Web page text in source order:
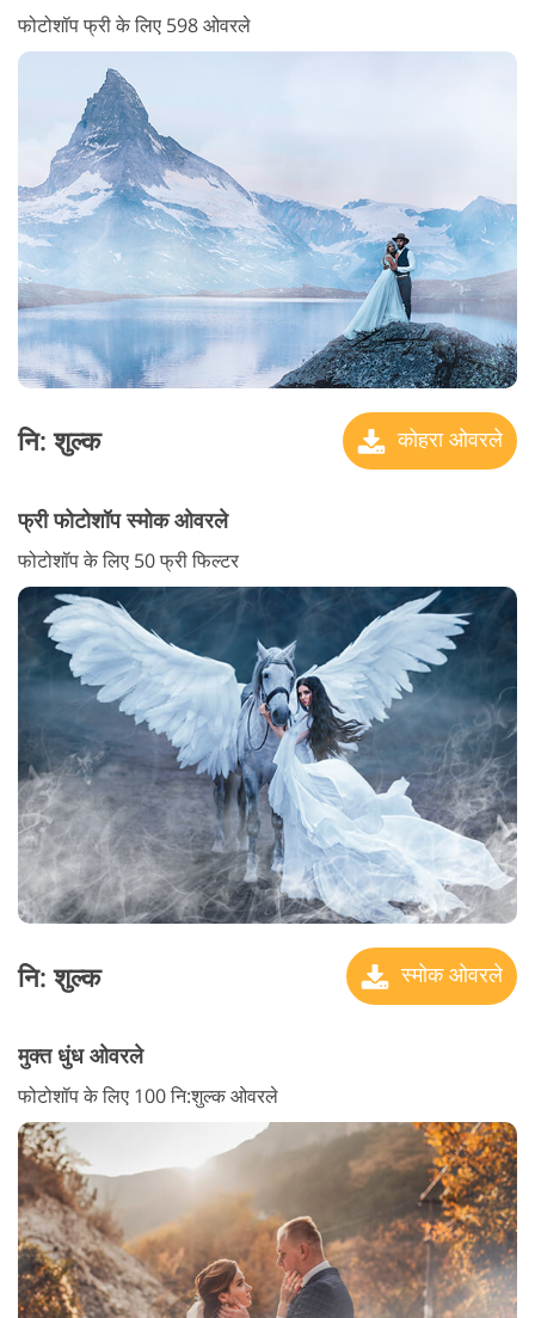
फोटोशॉप फ्री के लिए 598 ओवरले
नि: शुल्क कोहरा ओवरले
फ्री फोटोशॉप स्मोक ओवरले
फोटोशॉप के लिए 50 फ्री फिल्टर
नि: शुल्क स्मोक ओवरले
मुक्त धुंध ओवरले
फोटोशॉप के लिए 100 नि:शुल्क ओवरले